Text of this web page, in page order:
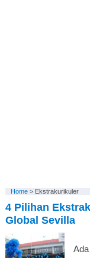
Home> Ekstrakurikuler
4 Pilihan
Global Sevilla